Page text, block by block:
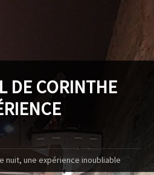
DE CORINTHE
nuit, une expérience inoubliable